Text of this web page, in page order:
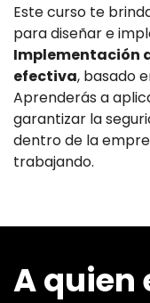
Este curso te
para diseñar e
Implementación
efectiva, basado
Aprenderás a
garantizar la
dentro de la
trabajando.
A quien